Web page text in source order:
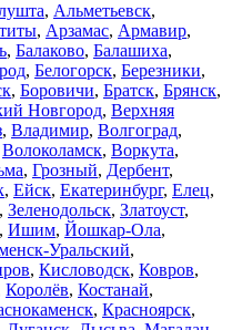
, Альметьевск,
, Арзамас, Армавир,
, Балаково, Балашиха,
, Белогорск, Березники,
, Боровичи, Братск, Брянск,
Новгород, Верхняя
, Владимир, Волгоград,
Волоколамск, Воркута,
, Грозный, Дербент,
, Ейск, Екатеринбург, Елец,
, Зеленодольск, Златоуст,
, Ишим, Йошкар-Ола,
Уральский,
, Кисловодск, Ковров,
Королёв, Костанай,
, Красноярск,